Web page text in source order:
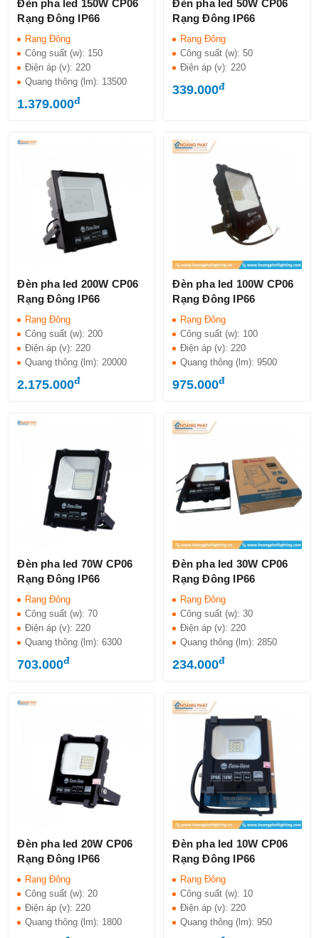
Đèn pha led 150W CP06
Rạng Đông IP66
Rạng Đông
Công suất (w): 150
Điện áp (v):220
Quang thông (lm): 13500
1.379.000đ
Đèn pha led 50W CP06
Rạng Đông IP66
Rạng Đông
Công suất (w):50
Điện áp (v):220
339.000đ
Đèn pha led 200W CP06
Rạng Đông IP66
Rạng Đông
Công suất (w): 200
Điện áp (v): 220
Quang thông (lm): 20000
2.175.000đ
Đèn pha led 100W CP06
Rạng Đông IP66
Rạng Đông
Công suất (w): 100
Điện áp (v): 220
Quang thông (lm):9500
975.000đ
Đèn pha led 70W CP06
Rạng Đông IP66
Rạng Đông
Công suất (w):70
Điện áp (v): 220
Quang thông (lm):6300
703.000đ
Đèn pha led 30W CP06
Rạng Đông IP66
Rạng Đông
Công suất (w):30
Điện áp (v): 220
Quang thông (lm): 2850
234.000đ
Đèn pha led 20W CP06
Rạng Đông IP66
Rạng Đông
Công suất (w):20
Điện áp (v):220
Quang thông (lm): 1800
Đèn pha led 10W CP06
Rạng Đông IP66
Rạng Đông
Công suất (w): 10
Điện áp (v):220
Quang thông (lm):950